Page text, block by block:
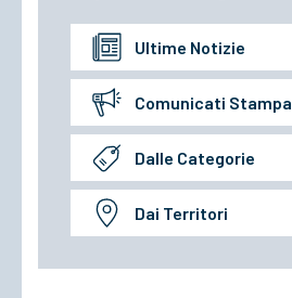
Ultime Notizie
Comunicati Stampa
Dalle Categorie
Dai Territori